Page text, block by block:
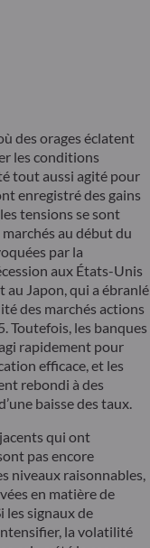
des orages éclatent
les conditions
tout aussi agité pour
enregistré des gains
tensions se sont
au début du
par la
aux États-Unis
au Japon, qui a ébranlé
des marchés actions
Toutefois, les banques
rapidement pour
efficace, et les
rebondi à des
baisse des taux.
qui ont
pas encore
niveaux raisonnables,
en matière de
les signaux de
la volatilité